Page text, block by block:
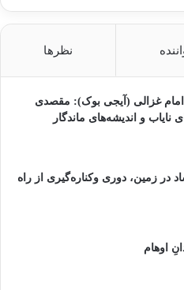
نظرها
غزالی (آیجی بوک): مقصدی
نایاب و اندیشه‌های ماندگار
در زمین‌، دوری وکناره‌گیری از راه
اوهام